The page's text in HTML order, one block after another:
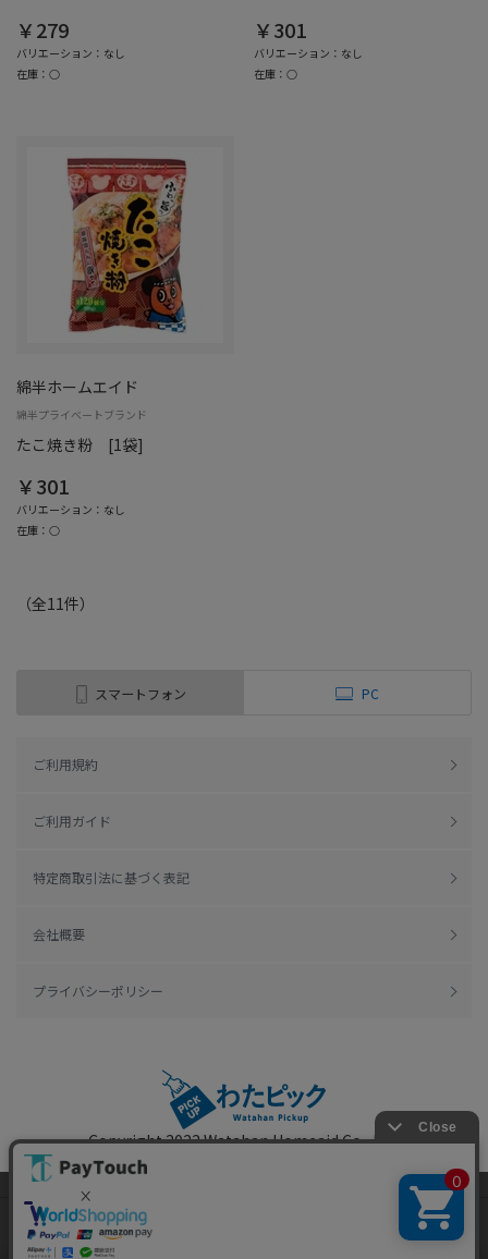
￥279
バリエーション：なし
在庫：○
￥301
バリエーション：なし
在庫：○
綿半ホームエイド
綿半プライベートブランド
たこ焼き粉 [1袋]
￥301
バリエーション：なし
在庫：○
（全11件）
スマートフォン PC
ご利用規約
ご利用ガイド
特定商取引法に基づく表記
会社概要
プライバシーポリシー
Copyright 2022Watahan Homeaid Co., Ltd.
Powered by Watahan Partners Co., Ltd.
当ウェブサイトでは、お客様により良いサービス
をご提供するため、クッキーを利用しています。
サイト利用を継続することにより、クッキーの使
同意する